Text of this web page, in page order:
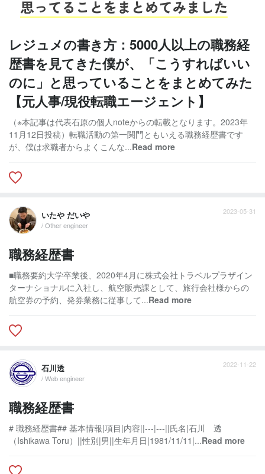
レジュメの書き方：5000人以上の職務経
歴書を見てきた僕が、「こうすればいい
のに」と思っていることをまとめてみた
【元人事/現役転職エージェント】
（※本記事は代表石原の個人noteからの転載となります。2023年
11月12日投稿）転職活動の第一関門ともいえる職務経歴書です
が、僕は求職者からよくこんな...Read more
いたや だいや
/ Other engineer
2023-05-31
職務経歴書
■職務要約大学卒業後、2020年4月に株式会社トラベルプラザイン
ターナショナルに入社し、航空販売課として、旅行会社様からの
航空券の予約、発券業務に従事して...Read more
石川透
/ Web engineer
2022-11-22
職務経歴書
# 職務経歴書## 基本情報|項目|内容||---|---||氏名|石川 透
（Ishikawa Toru）||性別|男||生年月日|1981/11/11|...Read more